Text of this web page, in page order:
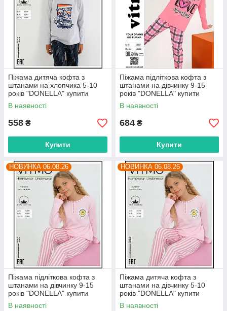
Піжама дитяча кофта з
штанами на хлопчика 5-10
років "DONELLA" купити
гуртом в Одесі на 7 км
В наявності
558 ₴
Купити
Піжама підліткова кофта з
штанами на дівчинку 9-15
років "DONELLA" купити
гуртом в Одесі на 7 км
В наявності
684 ₴
Купити
НОВИНКА 06.08.26
Піжама підліткова кофта з
штанами на дівчинку 9-15
років "DONELLA" купити
гуртом в Одесі на 7 км
В наявності
НОВИНКА 06.08.26
Піжама дитяча кофта з
штанами на дівчинку 5-10
років "DONELLA" купити
гуртом в Одесі на 7 км
В наявності